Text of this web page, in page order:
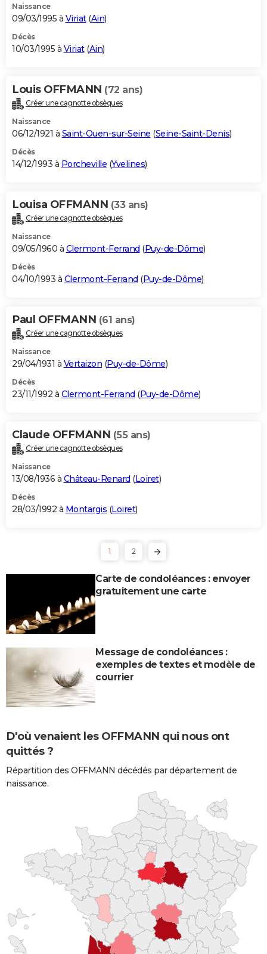
Naissance
09/03/1995 à Viriat(Ain)
Décès
10/03/1995 à Viriat(Ain)
Louis OFFMANN (72 ans)
Créer une cagnotte obsèques
Naissance
06/12/1921 à Saint-Ouen-sur-Seine (Seine-Saint-Denis)
Décès
14/12/1993 à Porcheville (Yvelines)
Louisa OFFMANN (33 ans)
Créer une cagnotte obsèques
Naissance
09/05/1960 à Clermont-Ferrand (Puy-de-Dôme)
Décès
04/10/1993 à Clermont-Ferrand (Puy-de-Dôme)
Paul OFFMANN (61 ans)
Créer une cagnotte obsèques
Naissance
29/04/1931 à Vertaizon (Puy-de-Dôme)
Décès
23/11/1992 à Clermont-Ferrand (Puy-de-Dôme)
Claude OFFMANN (55 ans)
Créer une cagnotte obsèques
Naissance
13/08/1936 à Château-Renard (Loiret)
Décès
28/03/1992 à Montargis (Loiret)
1 2
Carte de condoléances : envoyer
gratuitement une carte
Message de condoléances :
exemples de textes et modèle de
courrier
D'où venaient les OFFMANN qui nous ont
quittés ?
Répartition des OFFMANN décédés par département de
naissance.